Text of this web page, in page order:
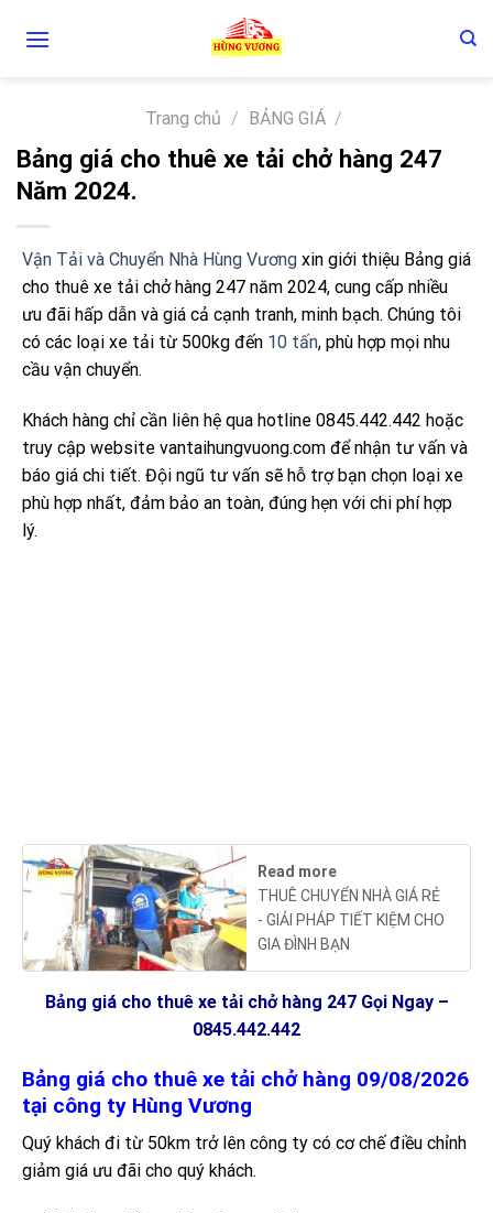
Trang chủ / BẢNG GIÁ /
Bảng giá cho thuê xe tải chở hàng 247
Năm 2024.
Vận Tải và Chuyển Nhà Hùng Vương xin giới thiệu Bảng giá
cho thuê xe tải chở hàng 247 năm 2024, cung cấp nhiều
ưu đãi hấp dẫn và giá cả cạnh tranh, minh bạch. Chúng tôi
có các loại xe tải từ 500kg đến 10 tấn, phù hợp mọi nhu
cầu vận chuyển.
Khách hàng chỉ cần liên hệ qua hotline 0845.442.442 hoặc
truy cập website vantaihungvuong.com để nhận tư vấn và
báo giá chi tiết. Đội ngũ tư vấn sẽ hỗ trợ bạn chọn loại xe
phù hợp nhất, đảm bảo an toàn, đúng hẹn với chi phí hợp
lý.
Read more
THUÊ CHUYỂN NHÀ GIÁ RẺ
- GIẢI PHÁP TIẾT KIỆM CHO
GIA ĐÌNH BẠN
Bảng giá cho thuê xe tải chở hàng 247 Gọi Ngay –
0845.442.442
Bảng giá cho thuê xe tải chở hàng 09/08/2026
tại công ty Hùng Vương
Quý khách đi từ 50km trở lên công ty có cơ chế điều chỉnh
giảm giá ưu đãi cho quý khách.